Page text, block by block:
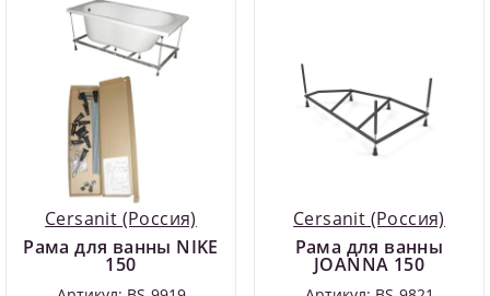
Cersanit (Россия)
Рама для ванны NIKE
150
Cersanit (Россия)
Рама для ванны
JOANNA 150